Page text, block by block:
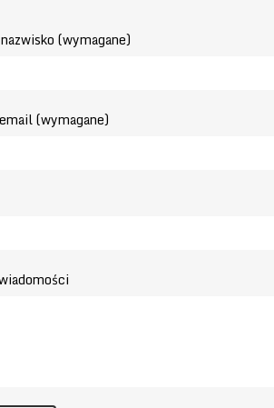
(wymagane)
(wymagane)